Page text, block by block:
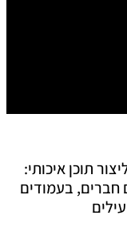
תוכן איכותי:
בעמודים